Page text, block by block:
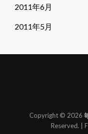
2011年6月
2011年5月
Copyright © 2026
Reserved. |